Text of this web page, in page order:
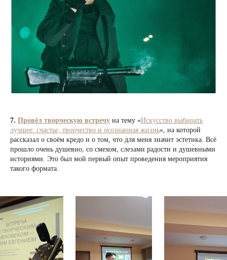
7. Провёл творческую встречу на тему «Искусство выбирать
лучшее: счастье, творчество и осознанная жизнь», на которой
рассказал о своём кредо и о том, что для меня значит эстетика. Всё
прошло очень душевно, со смехом, слезами радости и душевными
историями. Это был мой первый опыт проведения мероприятия
такого формата.